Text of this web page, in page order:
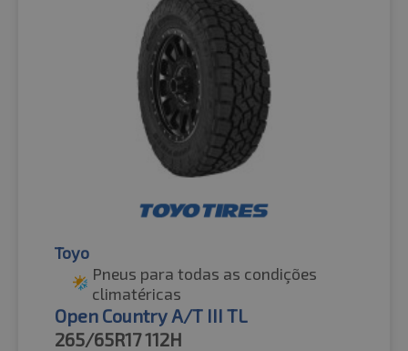
Toyo
Pneus para todas as condições
climatéricas
Open Country A/T III TL
265/65R17112H